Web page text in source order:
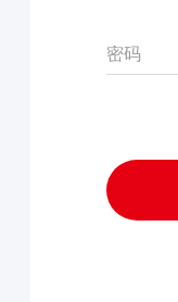
密码